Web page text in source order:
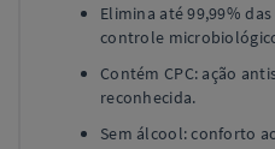
Elimina até 99,99%
controle
Contém CPC: ação
reconhecida.
Sem álcool: conforto